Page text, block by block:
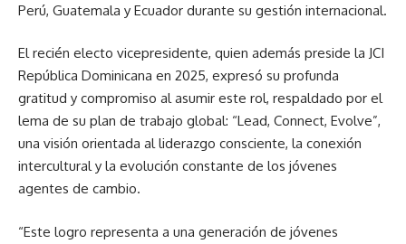
Perú, Guatemala y Ecuador durante su gestión internacional.
El recién electo vicepresidente, quien además preside la JCI
República Dominicana en 2025, expresó su profunda
gratitud y compromiso al asumir este rol, respaldado por el
lema de su plan de trabajo global: “Lead, Connect, Evolve”,
una visión orientada al liderazgo consciente, la conexión
intercultural y la evolución constante de los jóvenes
agentes de cambio.
“Este logro representa a una generación de jóvenes